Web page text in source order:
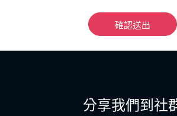
確認送出
分享我們到社